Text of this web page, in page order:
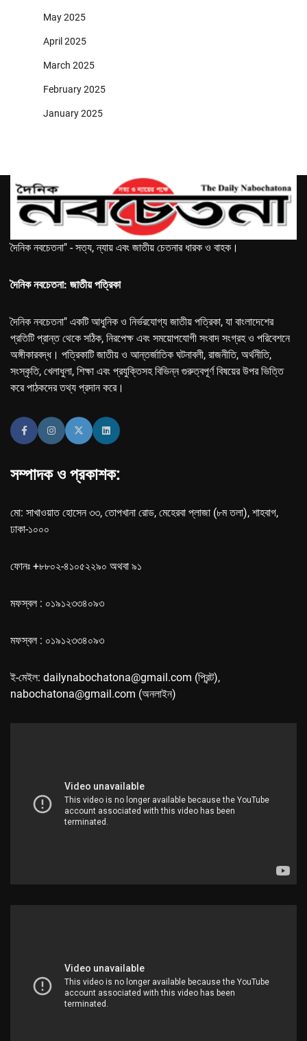
May 2025
April 2025
March 2025
February 2025
January 2025
দৈনিক নবচেতনা" - সত্য, ন্যায় এবং জাতীয় চেতনার ধারক ও বাহক।
দৈনিক নবচেতনা: জাতীয় পত্রিকা
দৈনিক নবচেতনা" একটি আধুনিক ও নির্ভরযোগ্য জাতীয় পত্রিকা, যা বাংলাদেশের
প্রতিটি প্রান্ত থেকে সঠিক, নিরপেক্ষ এবং সময়োপযোগী সংবাদ সংগ্রহ ও পরিবেশনে
অঙ্গীকারবদ্ধ। পত্রিকাটি জাতীয় ও আন্তর্জাতিক ঘটনাবলী, রাজনীতি, অর্থনীতি,
সংস্কৃতি, খেলাধুলা, শিক্ষা এবং প্রযুক্তিসহ বিভিন্ন গুরুত্বপূর্ণ বিষয়ের উপর ভিত্তি
করে পাঠকদের তথ্য প্রদান করে।
সম্পাদক ও প্রকাশক:
মো: সাখাওয়াত হোসেন ৩৩, তোপখানা রোড, মেহেরবা প্লাজা (৮ম তলা), শাহবাগ,
ঢাকা-১০০০
ফোনঃ +৮৮০২-৪১০৫২২৯০ অথবা ৯১
মফস্বল : ০১৯১২৩৩৪০৯৩
মফস্বল : ০১৯১২৩৩৪০৯৩
ই-মেইল: dailynabochatona@gmail.com (প্রিন্ট),
nabochatona@gmail.com (অনলাইন)